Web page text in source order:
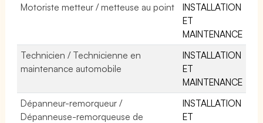
Motoriste metteur / metteuse au point
INSTALLATION
ET
MAINTENANCE
Technicien / Technicienne en
maintenance automobile
INSTALLATION
ET
MAINTENANCE
Dépanneur-remorqueur /
Dépanneuse-remorqueuse de
INSTALLATION
ET